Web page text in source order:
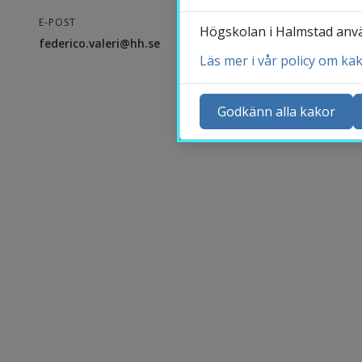
E-POST
federico.valeri@hh.se
Högskolan i Halmstad
Läs mer i vår policy om
Godkänn alla kakor